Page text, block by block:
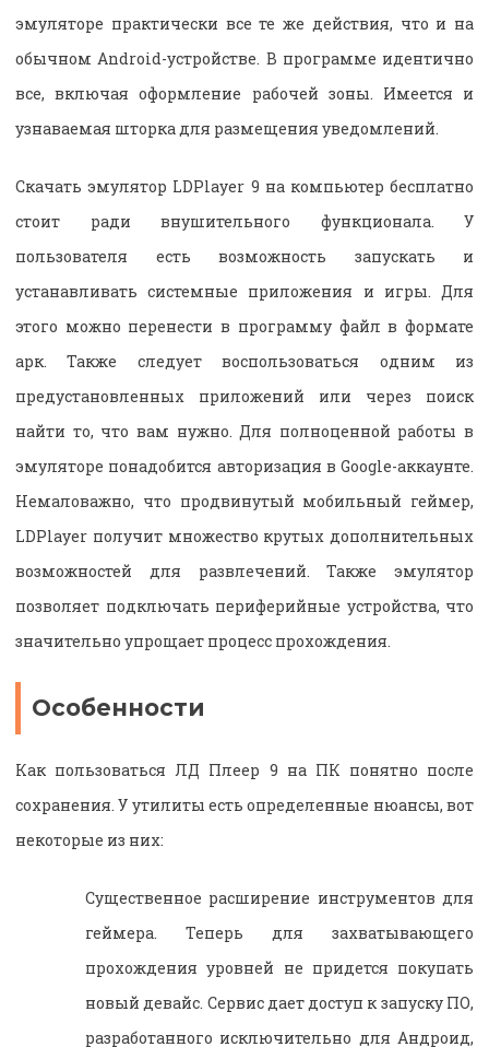
эмуляторе практически все те же действия, что и на
обычном Android-устройстве. В программе идентично
все, включая оформление рабочей зоны. Имеется и
узнаваемая шторка для размещения уведомлений.
Скачать эмулятор LDPlayer 9 на компьютер бесплатно
стоит ради внушительного функционала. У
пользователя есть возможность запускать и
устанавливать системные приложения и игры. Для
этого можно перенести в программу файл в формате
арк. Также следует воспользоваться одним из
предустановленных приложений или через поиск
найти то, что вам нужно. Для полноценной работы в
эмуляторе понадобится авторизация в Google-аккаунте.
Немаловажно, что продвинутый мобильный геймер,
LDPlayer получит множество крутых дополнительных
возможностей для развлечений. Также эмулятор
позволяет подключать периферийные устройства, что
значительно упрощает процесс прохождения.
Особенности
Как пользоваться ЛД Плеер 9 на ПК понятно после
сохранения. У утилиты есть определенные нюансы, вот
некоторые из них:
Существенное расширение инструментов для
геймера. Теперь для захватывающего
прохождения уровней не придется покупать
новый девайс. Сервис дает доступ к запуску ПО,
разработанного исключительно для Андроид,